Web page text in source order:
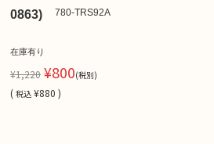
0863)
780-TRS92A
在庫有り
¥1,220 ¥800(税別)
( 税込 ¥880 )